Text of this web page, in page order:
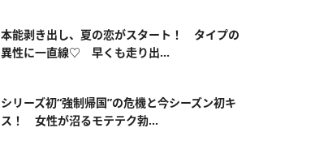
本能剥き出し、夏の恋がスタート！ タイプの
異性に一直線♡ 早くも走り出...
シリーズ初“強制帰国”の危機と今シーズン初キ
ス！ 女性が沼るモテテク勃...